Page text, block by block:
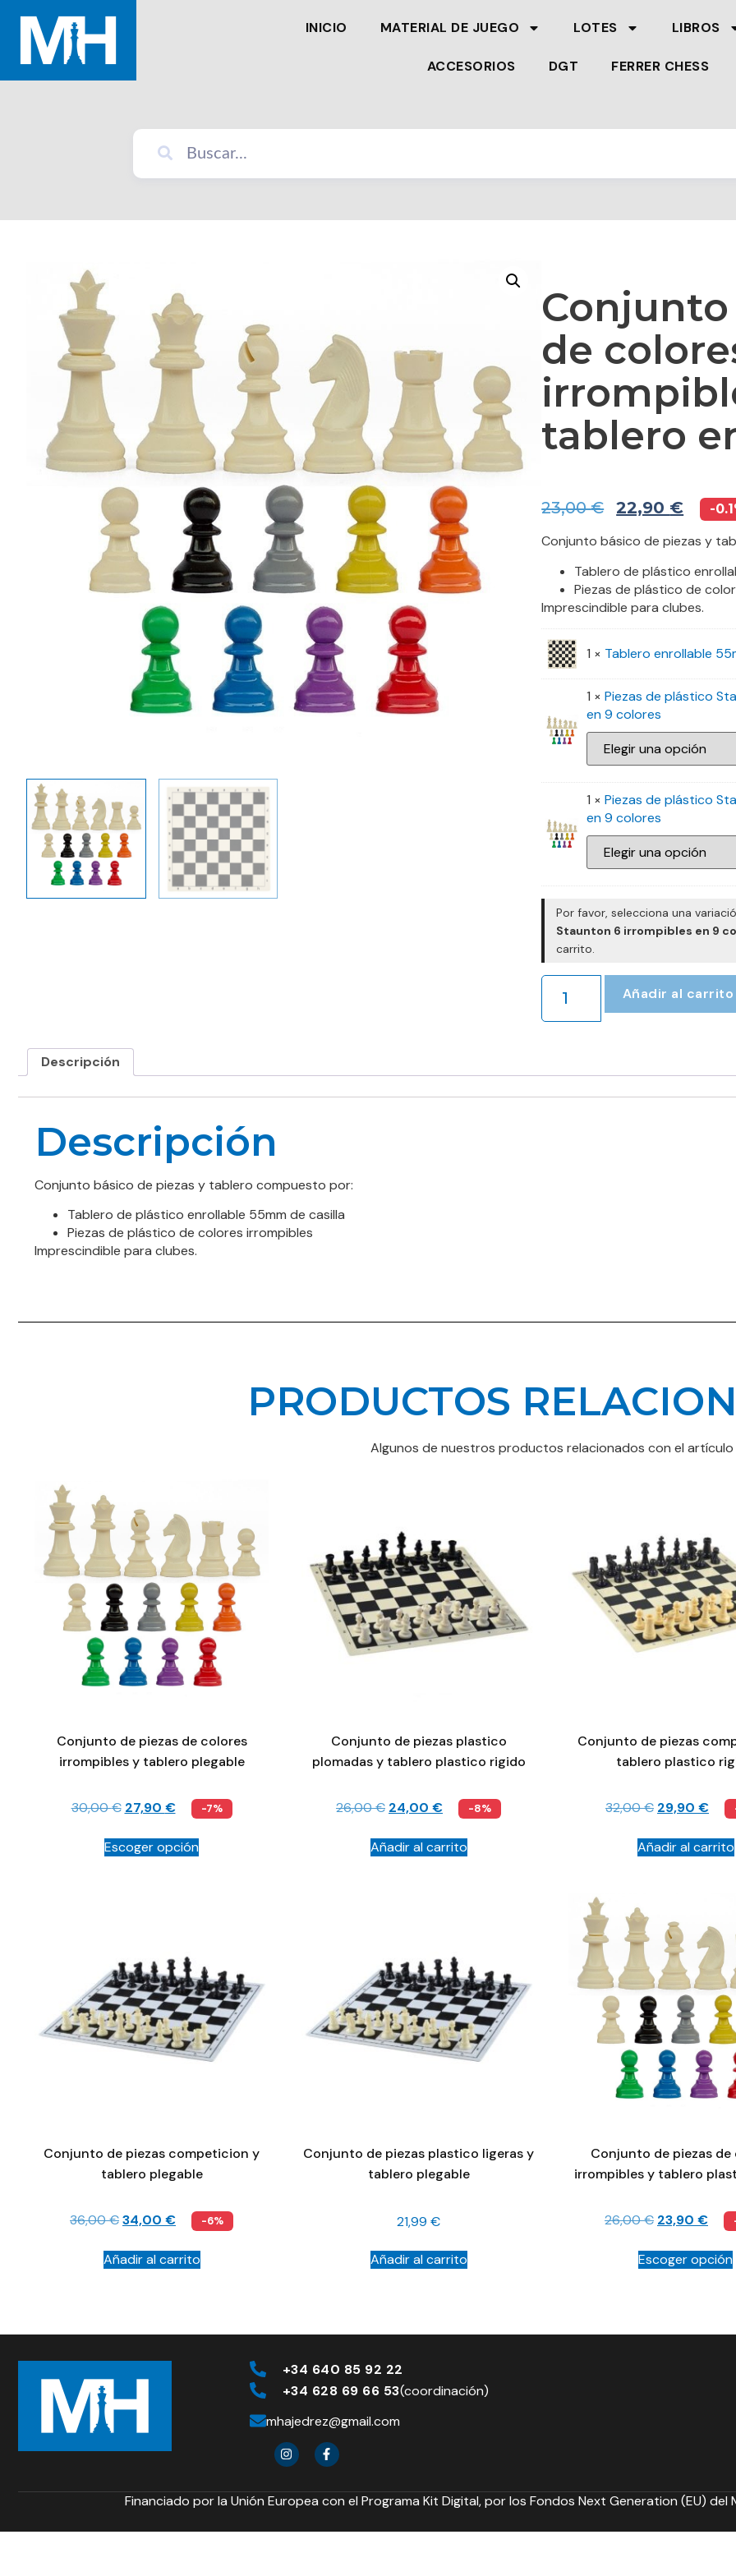
INICIO MATERIAL DE JUEGO LOTES LIBROS
ACCESORIOS DGT FERRER CHESS
de
tablero
23,00€ 22,90 € -
Conjunto básico de piezas y
Tablero de plástico
Piezas de plástico de
Imprescindible para clubes.
1 × Tablero enrollable
1 ×Piezas de plástico
en 9 colores
1 ×Piezas de plástico
en 9 colores
Por favor, selecciona una
Staunton 6 irrompibles en 9
carrito.
Añadir al carrito
Descripción
Descripción
Conjunto básico de piezas y tablero compuesto por:
Tablero de plástico enrollable 55mm de casilla
Piezas de plástico de colores irrompibles
Imprescindible para clubes.
PRODUCTOS
Algunos de nuestros productos relacionados con el artículo
Conjunto de piezas de colores
irrompibles y tablero plegable
30,00€ 27,90 € -7%
Escoger opción
Conjunto de piezas plastico
plomadas y tablero plastico rigido
26,00€ 24,00 € -8%
Añadir al carrito
Conjunto de piezas
tablero plastico
32,00€ 29,90 €
Añadir al carrito
Conjunto de piezas competicion y
tablero plegable
36,00€34,00 € -6%
Añadir al carrito
Conjunto de piezas plastico ligeras y
tablero plegable
21,99 €
Añadir al carrito
Conjunto de piezas de
irrompibles y tablero
26,00€ 23,90 €
Escoger opción
+34 640 85 92 22
+34 628 69 66 53(coordinación)
mhajedrez@gmail.com
Financiado por la Unión Europea con el Programa Kit Digital, por los Fondos Next Generation (EU) del